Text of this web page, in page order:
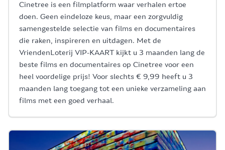
Cinetree is een filmplatform waar verhalen ertoe
doen. Geen eindeloze keus, maar een zorgvuldig
samengestelde selectie van films en documentaires
die raken, inspireren en uitdagen. Met de
VriendenLoterij VIP-KAART kijkt u 3 maanden lang de
beste films en documentaires op Cinetree voor een
heel voordelige prijs! Voor slechts € 9,99 heeft u 3
maanden lang toegang tot een unieke verzameling aan
films met een goed verhaal.